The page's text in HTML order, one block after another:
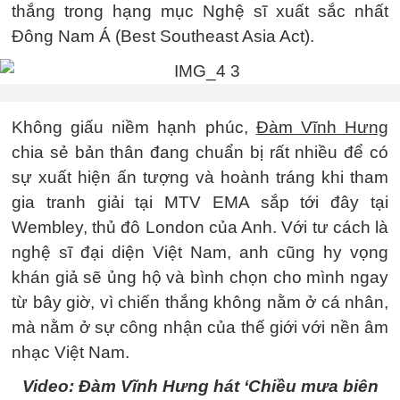
thắng trong hạng mục Nghệ sĩ xuất sắc nhất
Đông Nam Á (Best Southeast Asia Act).
Không giấu niềm hạnh phúc, Đàm Vĩnh Hưng
chia sẻ bản thân đang chuẩn bị rất nhiều để có
sự xuất hiện ấn tượng và hoành tráng khi tham
gia tranh giải tại MTV EMA sắp tới đây tại
Wembley, thủ đô London của Anh. Với tư cách là
nghệ sĩ đại diện Việt Nam, anh cũng hy vọng
khán giả sẽ ủng hộ và bình chọn cho mình ngay
từ bây giờ, vì chiến thắng không nằm ở cá nhân,
mà nằm ở sự công nhận của thế giới với nền âm
nhạc Việt Nam.
Video: Đàm Vĩnh Hưng hát ‘Chiều mưa biên